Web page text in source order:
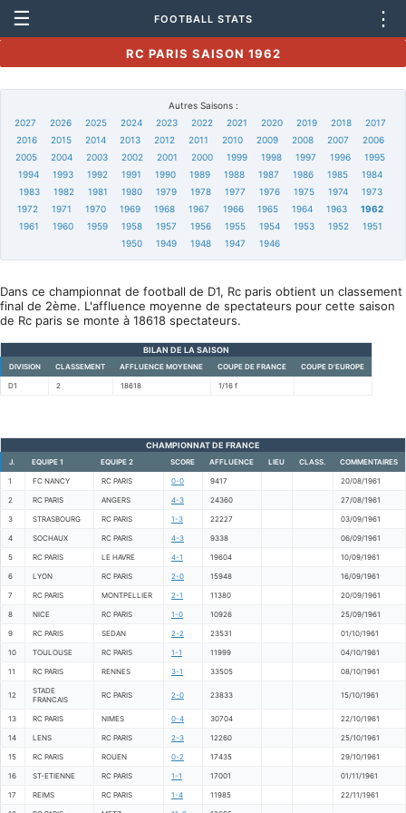
☰ FOOTBALL STATS ⋮
RC PARIS SAISON 1962
Autres Saisons :
2027
2026 2025 2024 2023 2022 2021 2020 2019 2018
2017
2016
2015 2014 2013 2012 2011 2010 2009 2008 2007
2006
2005
2004 2003 2002 2001 2000 1999 1998 1997 1996
1995
1994
1993 1992 1991 1990 1989 1988 1987 1986 1985
1984
1983
1982 1981 1980 1979 1978 1977 1976 1975 1974
1973
1972
1971 1970 1969 1968 1967 1966 1965 1964 1963
1962
1961
1960 1959 1958 1957 1956 1955 1954 1953 1952
1951
1950
1949 1948 1947 1946
Dans ce championnat de football de D1, Rc paris obtient un classement
final de 2ème. L'affluence moyenne de spectateurs pour cette saison
de Rc paris se monte à 18618 spectateurs.
BILAN DE LA SAISON
DIVISION CLASSEMENT AFFLUENCE MOYENNE COUPE DE FRANCE COUPE D'EUROPE
D1 2 18618 1/16 f
CHAMPIONNAT DE FRANCE
J. EQUIPE 1 EQUIPE 2 SCORE AFFLUENCE LIEU CLASS. COMMENTAIRES
1 FC NANCY RC PARIS 0-0 9417 20/08/1961
2 RC PARIS ANGERS 4-3 24360 27/08/1961
3 STRASBOURG RC PARIS 1-3 22227 03/09/1961
4 SOCHAUX RC PARIS 4-3 9338 06/09/1961
5 RC PARIS LE HAVRE 4-1 19604 10/09/1961
6 LYON RC PARIS 2-0 15948 16/09/1961
7 RC PARIS MONTPELLIER 2-1 11380 20/09/1961
8 NICE RC PARIS 1-0 10926 25/09/1961
9 RC PARIS SEDAN 2-2 23531 01/10/1961
10 TOULOUSE RC PARIS 1-1 11999 04/10/1961
11 RC PARIS RENNES 3-1 33505 08/10/1961
12
STADE
FRANCAIS
RC PARIS 2-0 23833 15/10/1961
13 RC PARIS NIMES 0-4 30704 22/10/1961
14 LENS RC PARIS 2-3 12260 25/10/1961
15 RC PARIS ROUEN 0-2 17435 29/10/1961
16 ST-ETIENNE RC PARIS 1-1 17001 01/11/1961
17 REIMS RC PARIS 1-4 11985 22/11/1961